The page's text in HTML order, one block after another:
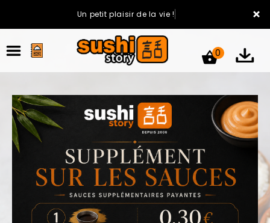
×
Un petit plaisir de la vie !
ACCUEIL
LA CARTE
0